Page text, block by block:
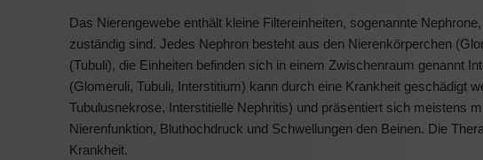
Das Nierengewebe enthält kleine Filtereinheiten, sogenannte
zuständig sind. Jedes Nephron besteht aus den Nierenkörperchen
(Tubuli), die Einheiten befinden sich in einem Zwischenraum genannt
(Glomeruli, Tubuli, Interstitium) kann durch eine Krankheit geschädigt
Tubulusnekrose, Interstitielle Nephritis) und präsentiert sich meistens
Nierenfunktion, Bluthochdruck und Schwellungen den Beinen. Die
Krankheit.